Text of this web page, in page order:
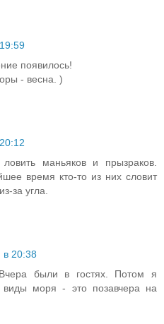
появилось!
- весна. )
маньяков и прызраков.
время кто-то из них словит
за угла.
в 20:38
были в гостях. Потом я
моря - это позавчера на